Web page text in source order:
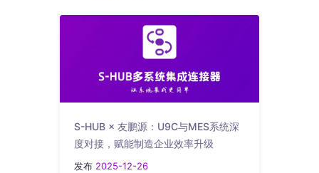
S-HUB × 友鹏源：U9C与MES系统深
度对接，赋能制造企业效率升级
发布 2025-12-26